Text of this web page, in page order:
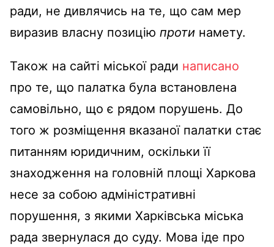
ради, не дивлячись на те, що сам мер
виразив власну позицію проти намету.
Також на сайті міської ради написано
про те, що палатка була встановлена
самовільно, що є рядом порушень. До
того ж розміщення вказаної палатки стає
питанням юридичним, оскільки її
знаходження на головній площі Харкова
несе за собою адміністративні
порушення, з якими Харківська міська
рада звернулася до суду. Мова іде про